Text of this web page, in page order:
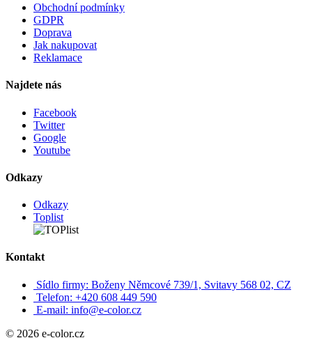
Obchodní podmínky
GDPR
Doprava
Jak nakupovat
Reklamace
Najdete nás
Facebook
Twitter
Google
Youtube
Odkazy
Odkazy
Toplist
Kontakt
Sídlo firmy: Boženy Němcové 739/1, Svitavy 568 02, CZ
Telefon: +420 608 449 590
E-mail: info@e-color.cz
© 2026 e-color.cz